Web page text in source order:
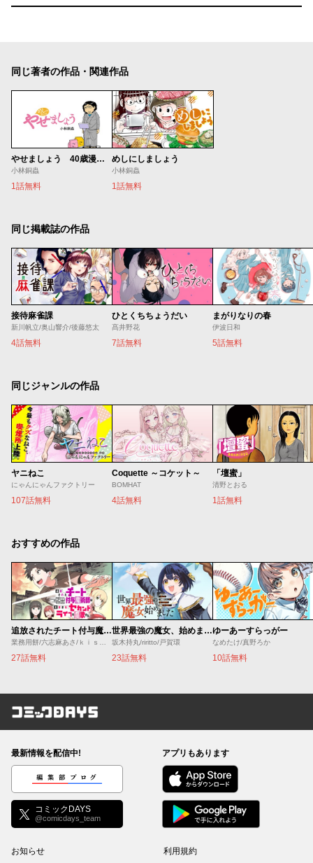
同じ著者の作品・関連作品
やせましょう 40歳漫画家が半年で15kg本気(マジ)ダイエットした記録
小林銅蟲
1話無料
めしにしましょう
小林銅蟲
1話無料
同じ掲載誌の作品
接待麻雀課
新川帆立/奥山響介/後藤悠太
4話無料
ひとくちちょうだい
髙井野花
7話無料
まがりなりの春
伊波日和
5話無料
同じジャンルの作品
ヤニねこ
にゃんにゃんファクトリー
107話無料
Coquette ～コケット～
BOMHAT
4話無料
「壇蜜」
清野とおる
1話無料
おすすめの作品
追放されたチート付与魔術師は気ままなセカンドライフを謳歌する。 ～俺は武器だけじゃなく、あらゆるものに『強化ポイント』を付与できるし、俺の意思でいつでも効果を解除できるけど、残った人たち大丈夫？～
27話無料
世界最強の魔女、始めました ～私だけ『攻略サイト』を見れる世界で自由に生きます～
坂木持丸/riritto/戸賀環
23話無料
ゆーあーすらっがー
なめたけ/真野ろか
10話無料
コミックDAYS
最新情報を配信中!
編集部ブログ
コミックDAYS
@comicdays_team
アプリもあります
お知らせ 利用規約